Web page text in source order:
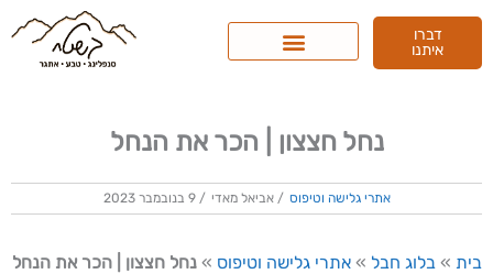
דילוג
דברו
איתנו
נחל חצצון | הכר את הנחל
אתרי גלישה וטיפוס / אביאל מאדי / 9 בנובמבר 2023
בית » בלוג חבל » אתרי גלישה וטיפוס » נחל חצצון | הכר את הנחל